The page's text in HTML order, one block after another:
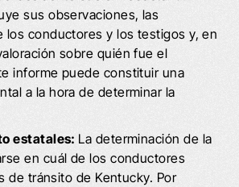
sus observaciones, las
los conductores y los testigos y, en
sobre quién fue el
informe puede constituir una
a la hora de determinar la
estatales: La determinación de la
en cuál de los conductores
de tránsito de Kentucky. Por